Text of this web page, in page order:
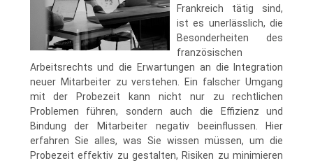
Frankreich tätig sind,
ist es unerlässlich, die
Besonderheiten des
französischen
Arbeitsrechts und die Erwartungen an die Integration
neuer Mitarbeiter zu verstehen. Ein falscher Umgang
mit der Probezeit kann nicht nur zu rechtlichen
Problemen führen, sondern auch die Effizienz und
Bindung der Mitarbeiter negativ beeinflussen. Hier
erfahren Sie alles, was Sie wissen müssen, um die
Probezeit effektiv zu gestalten, Risiken zu minimieren